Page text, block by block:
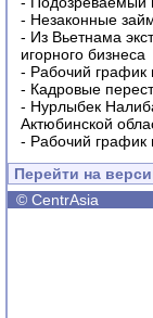
- Незаконные
- Из Вьетнама
игорного бизнеса
- Рабочий график
- Кадровые
- Нурлыбек
Актюбинской
- Рабочий график
Перейти на
© CentrAsia